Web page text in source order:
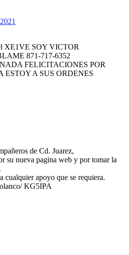
XE1VE SOY VICTOR
871-717-6352
FELICITACIONES POR
ESTOY A SUS ORDENES
de Cd. Juarez,
su nueva pagina web y por tomar la
cualquier apoyo que se requiera.
KG5IPA